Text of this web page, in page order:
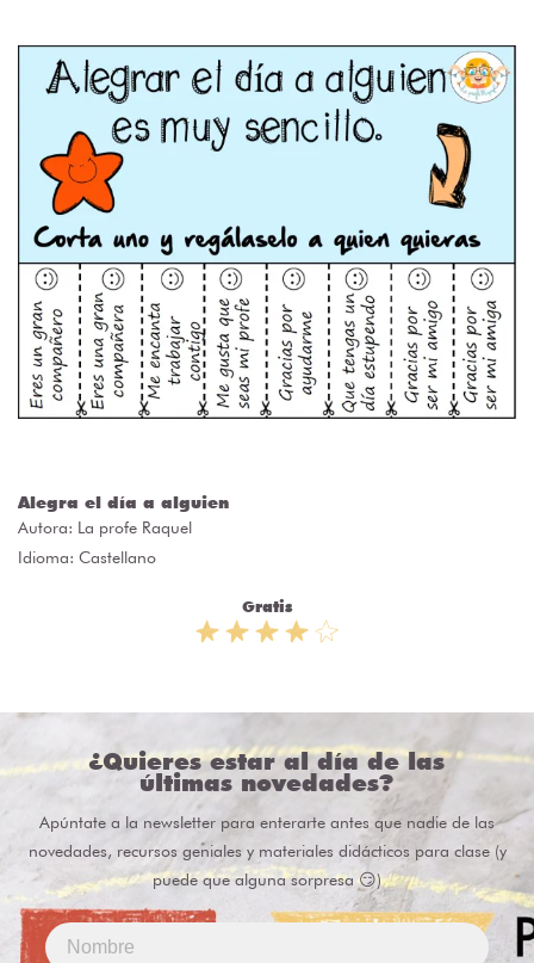
Alegra el día a alguien
Autora: La profe Raquel
Idioma: Castellano
Gratis
¿Quieres estar al día de las
últimas novedades?
Apúntate a la newsletter para enterarte antes que nadie de las
novedades, recursos geniales y materiales didácticos para clase (y
puede que alguna sorpresa 😏)